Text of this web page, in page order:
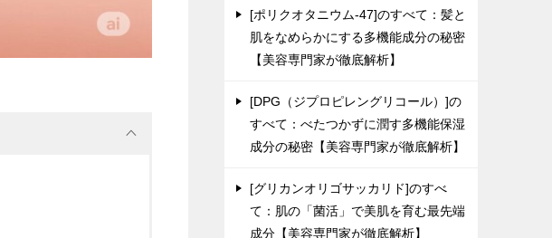
[ポリクオタニウム-47]のすべて：髪と
肌をなめらかにする多機能成分の秘密
【美容専門家が徹底解析】
[DPG（ジプロピレングリコール）]の
すべて：べたつかずに潤す多機能保湿
成分の秘密【美容専門家が徹底解析】
[グリカンオリゴサッカリド]のすべ
て：肌の「菌活」で美肌を育む最先端
成分【美容専門家が徹底解析】